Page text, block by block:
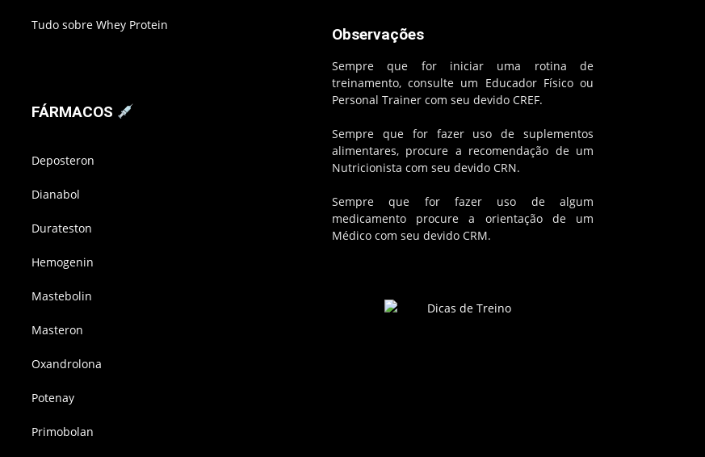
Tudo sobre Whey Protein
FÁRMACOS
Deposteron
Dianabol
Durateston
Hemogenin
Mastebolin
Masteron
Oxandrolona
Potenay
Primobolan
Observações
Sempre que for iniciar uma rotina de
treinamento, consulte um Educador Físico ou
Personal Trainer com seu devido CREF.
Sempre que for fazer uso de suplementos
alimentares, procure a recomendação de um
Nutricionista com seu devido CRN.
Sempre que for fazer uso de algum
medicamento procure a orientação de um
Médico com seu devido CRM.